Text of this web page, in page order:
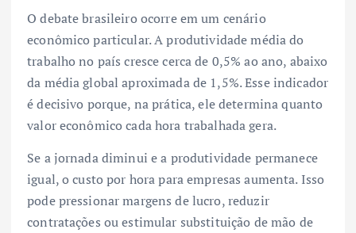
O debate brasileiro ocorre em um cenário
econômico particular. A produtividade média do
trabalho no país cresce cerca de 0,5% ao ano, abaixo
da média global aproximada de 1,5%. Esse indicador
é decisivo porque, na prática, ele determina quanto
valor econômico cada hora trabalhada gera.
Se a jornada diminui e a produtividade permanece
igual, o custo por hora para empresas aumenta. Isso
pode pressionar margens de lucro, reduzir
contratações ou estimular substituição de mão de